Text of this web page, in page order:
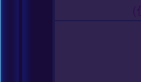
(